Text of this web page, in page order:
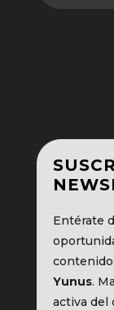
Entérate
Yunus.
activa del